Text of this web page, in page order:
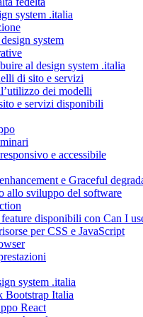
system .italia
system
al design system .italia
di sito e servizi
dei modelli
e servizi disponibili
e accessibile
e Graceful
allo sviluppo del software
disponibili con Can I
per CSS e JavaScript
system .italia
Bootstrap Italia
React